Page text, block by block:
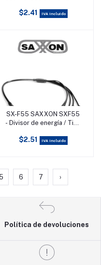
$2.41 IVA incluido
Añadir al carrito
SX-F55 SAXXON SXF55
- Divisor de energía / Tipo
hembra / 5 Conectores
$2.51 IVA incluido
6 7 ›
Política de devoluciones